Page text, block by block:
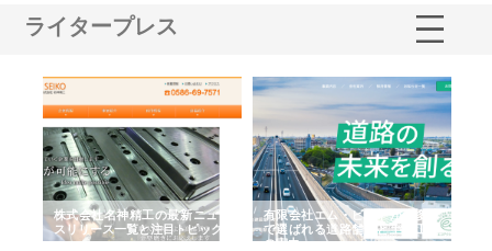
ライタープレス
株式会社名神精工の最新ニュー
スリリース一覧と注目トピック
有限会社エム・ビルドが南多摩
で選ばれる道路舗装と土木工事
の実力